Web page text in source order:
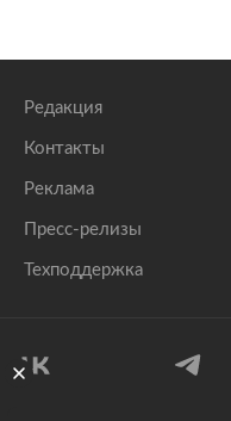
Редакция
Контакты
Реклама
Пресс-релизы
Техподдержка